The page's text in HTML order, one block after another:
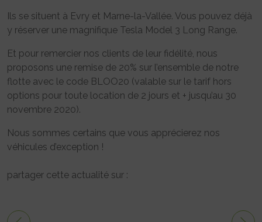
Ils se situent à Evry et Marne-la-Vallée. Vous pouvez déjà
y réserver une magnifique Tesla Model 3 Long Range.
Et pour remercier nos clients de leur fidélité, nous
proposons une remise de 20% sur l’ensemble de notre
flotte avec le code BLOO20 (valable sur le tarif hors
options pour toute location de 2 jours et + jusqu’au 30
novembre 2020).
Nous sommes certains que vous apprécierez nos
véhicules d’exception !
partager cette actualité sur :